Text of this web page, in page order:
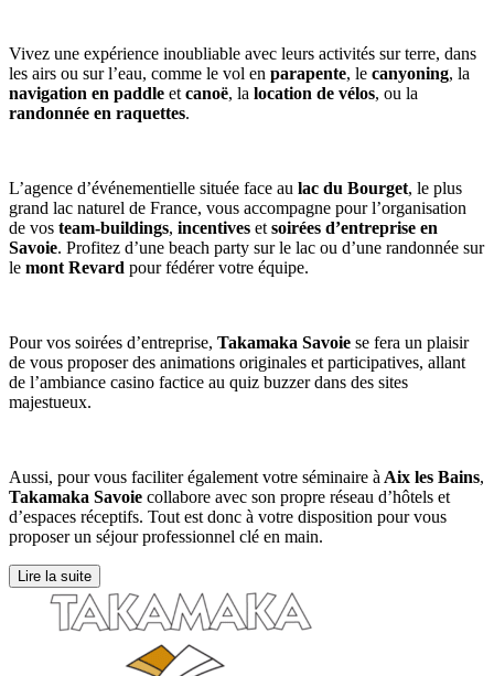
Vivez une expérience inoubliable avec leurs activités sur terre, dans
les airs ou sur l’eau, comme le vol en parapente, le canyoning, la
navigation en paddle et canoë, la location de vélos, ou la
randonnée en raquettes.
L’agence d’événementielle située face au lac du Bourget, le plus
grand lac naturel de France, vous accompagne pour l’organisation
de vos team-buildings, incentives et soirées d’entreprise en
Savoie. Profitez d’une beach party sur le lac ou d’une randonnée sur
le mont Revard pour fédérer votre équipe.
Pour vos soirées d’entreprise, Takamaka Savoie se fera un plaisir
de vous proposer des animations originales et participatives, allant
de l’ambiance casino factice au quiz buzzer dans des sites
majestueux.
Aussi, pour vous faciliter également votre séminaire à Aix les Bains,
Takamaka Savoie collabore avec son propre réseau d’hôtels et
d’espaces réceptifs. Tout est donc à votre disposition pour vous
proposer un séjour professionnel clé en main.
Lire la suite